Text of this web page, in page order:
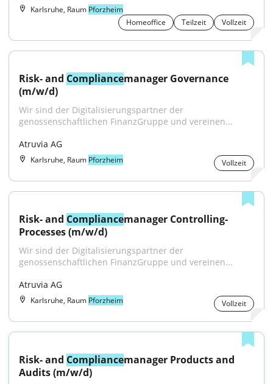
Karlsruhe, Raum Pforzheim
Homeoffice
Teilzeit Vollzeit
Risk- and Compliancemanager Governance
(m/w/d)
Wir sind der Digitalisierungspartner der
genossenschaftlichen FinanzGruppe und vereinen...
Atruvia AG
Karlsruhe, Raum Pforzheim Vollzeit
Risk- and Compliancemanager Controlling-
Processes (m/w/d)
Wir sind der Digitalisierungspartner der
genossenschaftlichen FinanzGruppe und vereinen...
Atruvia AG
Karlsruhe, Raum Pforzheim Vollzeit
Risk- and Compliancemanager Products and
Audits (m/w/d)